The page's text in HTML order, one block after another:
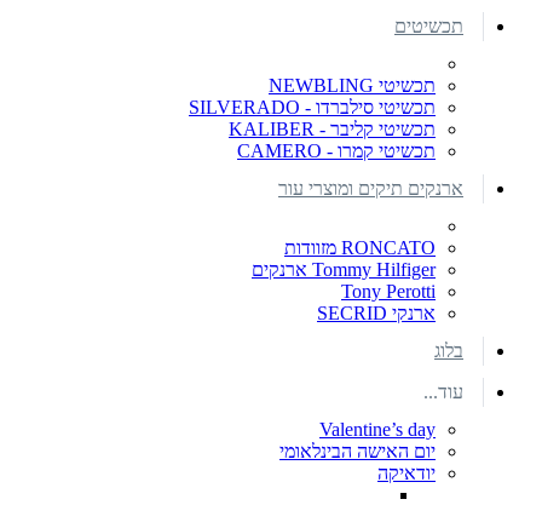
תכשיטים
תכשיטי NEWBLING
תכשיטי סילברדו - SILVERADO
תכשיטי קליבר - KALIBER
תכשיטי קמרו - CAMERO
ארנקים תיקים ומוצרי עור
RONCATO מזוודות
Tommy Hilfiger ארנקים
Tony Perotti
ארנקי SECRID
בלוג
עוד...
Valentine’s day
יום האישה הבינלאומי
יודאיקה